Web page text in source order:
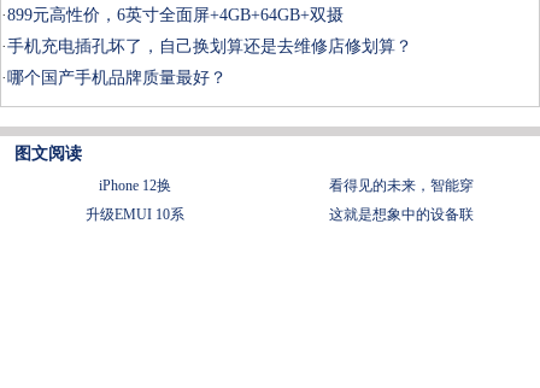
·899元高性价，6英寸全面屏+4GB+64GB+双摄
·手机充电插孔坏了，自己换划算还是去维修店修划算？
·哪个国产手机品牌质量最好？
图文阅读
iPhone 12换
看得见的未来，智能穿
升级EMUI 10系
这就是想象中的设备联